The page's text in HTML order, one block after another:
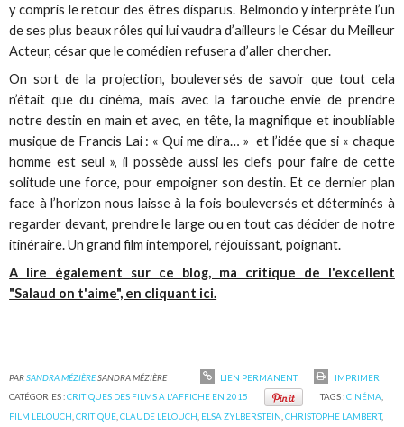
y compris le retour des êtres disparus. Belmondo y interprète l’un
de ses plus beaux rôles qui lui vaudra d’ailleurs le César du Meilleur
Acteur, césar que le comédien refusera d’aller chercher.
On sort de la projection, bouleversés de savoir que tout cela
n’était que du cinéma, mais avec la farouche envie de prendre
notre destin en main et avec, en tête, la magnifique et inoubliable
musique de Francis Lai : « Qui me dira… » et l’idée que si « chaque
homme est seul », il possède aussi les clefs pour faire de cette
solitude une force, pour empoigner son destin. Et ce dernier plan
face à l’horizon nous laisse à la fois bouleversés et déterminés à
regarder devant, prendre le large ou en tout cas décider de notre
itinéraire. Un grand film intemporel, réjouissant, poignant.
A lire également sur ce blog, ma critique de l'excellent
"Salaud on t'aime", en cliquant ici.
PARSANDRA MÉZIÈRESANDRA MÉZIÈRE LIEN PERMANENT
IMPRIMER
CATÉGORIES :CRITIQUES DES FILMS A L'AFFICHE EN 2015 TAGS :CINÉMA
FILM LELOUCH ,CRITIQUE ,CLAUDE LELOUCH ELSA ZYLBERSTEIN ,CHRISTOPHE LAMBERT,